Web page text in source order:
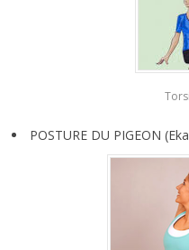
POSTURE DU PIGEON